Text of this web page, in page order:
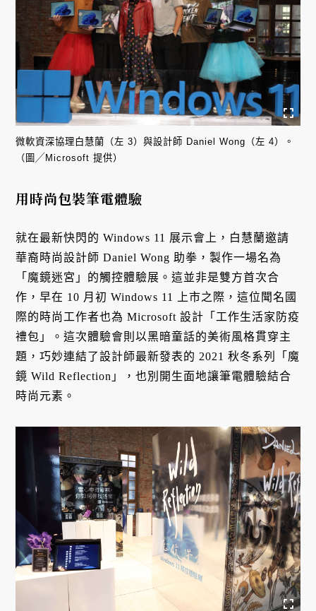
微軟資深協理白慧蘭（左 3）與設計師 Daniel Wong（左 4）。
（圖╱Microsoft 提供）
用時尚包裝筆電體驗
就在最新快閃的 Windows 11 展示會上，白慧蘭邀請
華裔時尚設計師 Daniel Wong 助拳，製作一場名為
「魔鏡迷宮」的觸控體驗展。這並非是雙方首次合
作，早在 10 月初 Windows 11 上市之際，這位聞名國
際的時尚工作者也為 Microsoft 設計「工作生活家防疫
禮包」。這次體驗會則以黑暗童話的美術風格貫穿主
題，巧妙連結了設計師最新發表的 2021 秋冬系列「魔
鏡 Wild Reflection」，也別開生面地讓筆電體驗結合
時尚元素。